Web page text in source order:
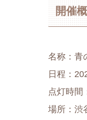
開催
名称：青
日程：
点灯時間
場所：渋